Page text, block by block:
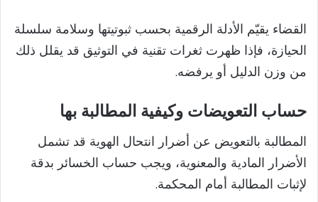
القضاء يقيّم الأدلة الرقمية بحسب ثبوتيتها وسلامة سلسلة
الحيازة، فإذا ظهرت ثغرات تقنية في التوثيق قد يقلل ذلك
من وزن الدليل أو يرفضه.
حساب التعويضات وكيفية المطالبة بها
المطالبة بالتعويض عن أضرار انتحال الهوية قد تشمل
الأضرار المادية والمعنوية، ويجب حساب الخسائر بدقة
لإثبات المطالبة أمام المحكمة.